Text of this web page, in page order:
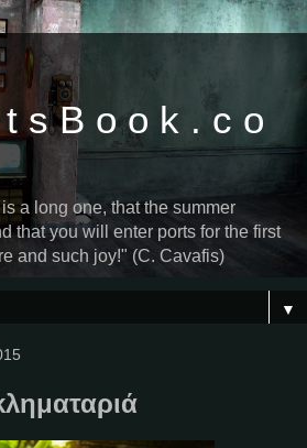
s B o o k . c o
a long one, that the summer
that you will enter ports for the first
and such joy!" (C. Cavafis)
▼